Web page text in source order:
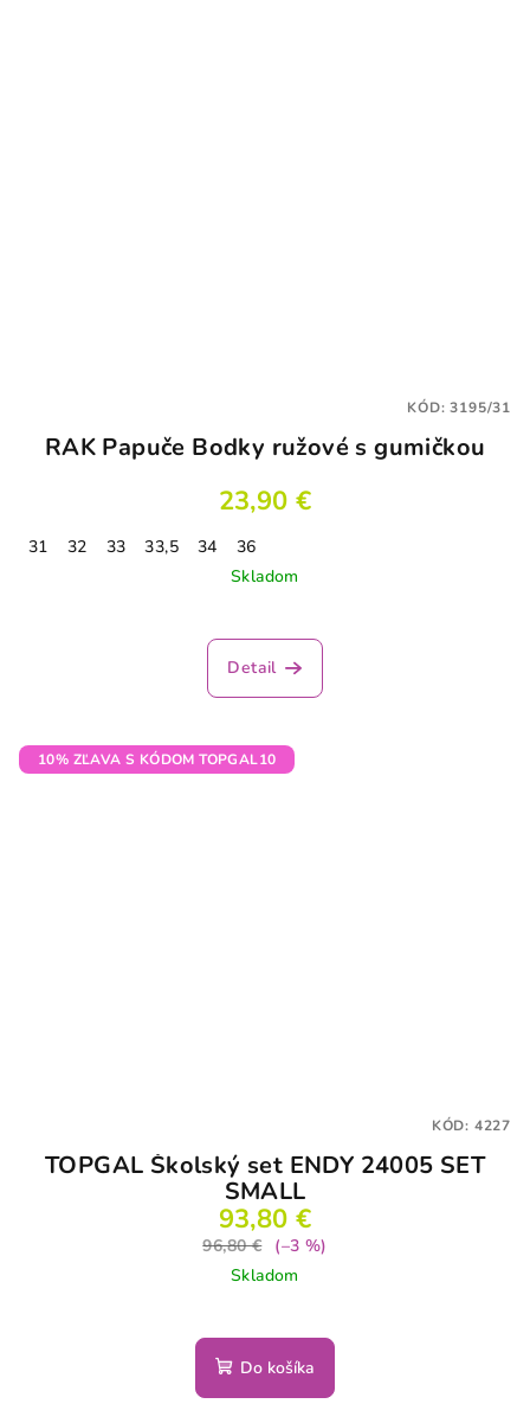
RAK Papuče Bodky ružové s gumičkou
23,90 €
31 32 33 33,5 34
36
Skladom
Detail
KÓD:3195/31
10% ZĽAVA S KÓDOM TOPGAL10
TOPGAL Školský set ENDY 24005 SET
SMALL
93,80 €
96,80 €
(–3 %)
Skladom
Do košíka
KÓD: 4227